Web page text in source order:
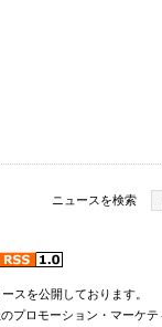
ニュースを検索
スを公開しております。
プロモーション・マーケ